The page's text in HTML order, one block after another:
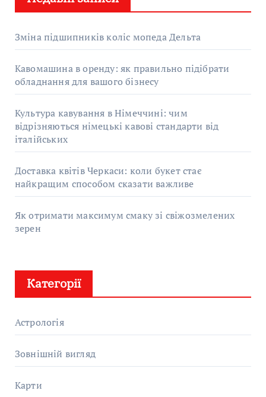
:
Зміна підшипників коліс мопеда Дельта
Кавомашина в оренду: як правильно підібрати
обладнання для вашого бізнесу
Культура кавування в Німеччині: чим
відрізняються німецькі кавові стандарти від
італійських
Доставка квітів Черкаси: коли букет стає
найкращим способом сказати важливе
Як отримати максимум смаку зі свіжозмелених
зерен
Категорії
Астрологія
Зовнішній вигляд
Карти